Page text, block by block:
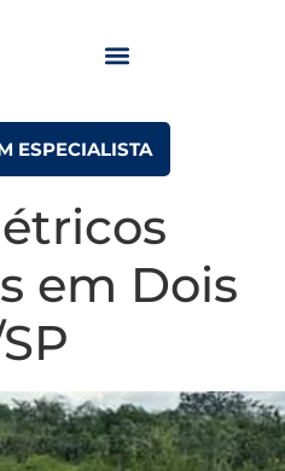
ESPECIALISTA
em Dois